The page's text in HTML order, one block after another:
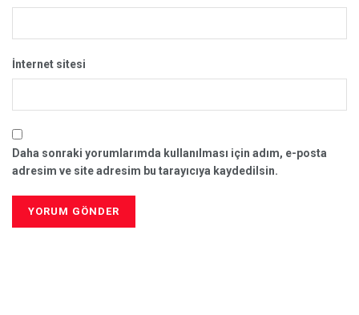
İnternet sitesi
Daha sonraki yorumlarımda kullanılması için adım, e-posta
adresim ve site adresim bu tarayıcıya kaydedilsin.